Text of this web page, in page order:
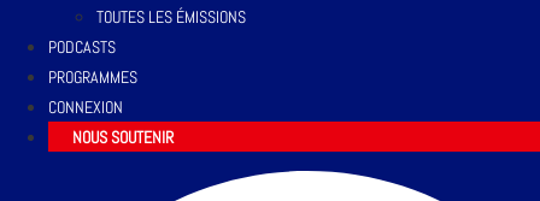
TOUTES LES ÉMISSIONS
PODCASTS
PROGRAMMES
CONNEXION
NOUS SOUTENIR